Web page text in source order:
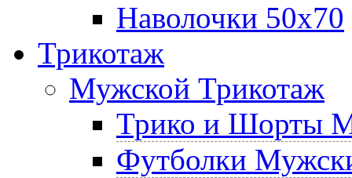
Наволочки 50х70
Трикотаж
Мужской Трикотаж
Трико и Шорты
Футболки